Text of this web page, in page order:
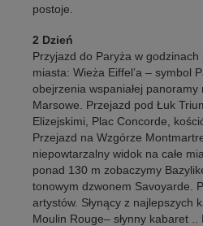
postoje.
2 Dzień
Przyjazd do Paryża w
miasta: Wieża Eiffel’a – symbol
obejrzenia wspaniałej
Marsowe. Przejazd pod Łuk
Elizejskimi, Plac Concorde,
Przejazd na Wzgórze
niepowtarzalny widok na całe
ponad 130 m zobaczymy
tonowym dzwonem Savoyarde.
artystów. Słynący z najlepszych
Moulin Rouge– słynny kabaret